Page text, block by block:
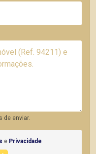
de enviar.
e Privacidade